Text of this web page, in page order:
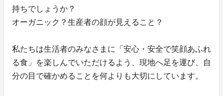
持ちでしょうか？
オーガニック？生産者の顔が見えること？
私たちは生活者のみなさまに「安心・安全で笑顔あふれ
る食」を楽しんでいただけるよう、現地へ足を運び、自
分の目で確かめることを何よりも大切にしています。